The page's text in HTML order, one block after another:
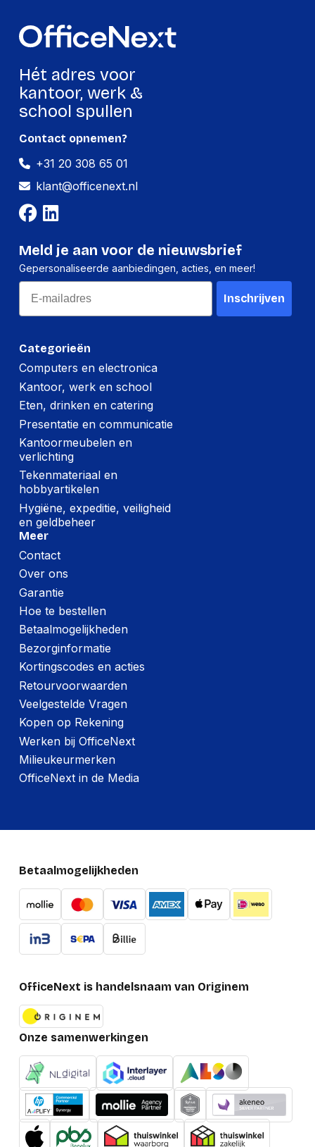
Gewicht
2540 g
Verpakking
Per stuk
Hoeveelheid:
Breedte:
Hoogte:
Lengte:
Gewicht:
2540 gram
Hét adres voor
kantoor, werk &
school spullen
Categorieën
Computers en electronica
Kantoor, werk en school
Eten, drinken en catering
Presentatie en communicatie
Kantoormeubelen en
verlichting
Tekenmateriaal en
hobbyartikelen
Hygiëne, expeditie, veiligheid
en geldbeheer
Meer
Contact
Over ons
Garantie
Hoe te bestellen
Betaalmogelijkheden
Bezorginformatie
Kortingscodes en acties
Retourvoorwaarden
Veelgestelde Vragen
Kopen op Rekening
Werken bij OfficeNext
Milieukeurmerken
OfficeNext in de Media
Contact opnemen?
+31 20 308 65 01
klant@officenext.nl
Meld je aan voor de nieuwsbrief
Gepersonaliseerde aanbiedingen, acties, en meer!
Email
Inschrijven
Betaalmogelijkheden
OfficeNext is handelsnaam van Originem
Onze samenwerkingen